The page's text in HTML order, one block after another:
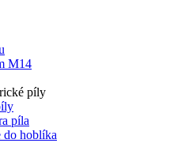
M14
píly
píla
do hoblíka